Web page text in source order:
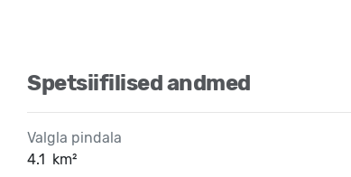
Spetsiifilised andmed
Valgla pindala
4.1 km²